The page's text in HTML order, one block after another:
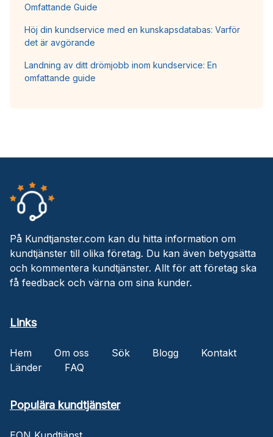
Omfattande Guide
Höj din kundservice med en kunskapsdatabas: Varför
det är avgörande
Landning av ditt drömjobb inom kundservice: En
omfattande guide
På Kundtjanster.com kan du hitta information om
kundtjänster till olika företag. Du kan även betygsätta
och kommentera kundtjänster. Allt för att företag ska
få feedback och värna om sina kunder.
Links
Hem Om oss Sök Blogg
Kontakt
Länder
FAQ
Populära kundtjänster